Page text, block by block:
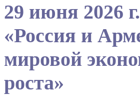
29 июня 2026
«Россия и
мировой
роста»